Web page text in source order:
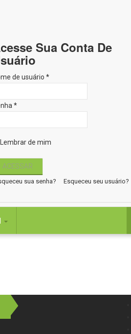
Sua Conta De
de usuário *
*
Lembrar de mim
sua senha? Esqueceu seu usuário?